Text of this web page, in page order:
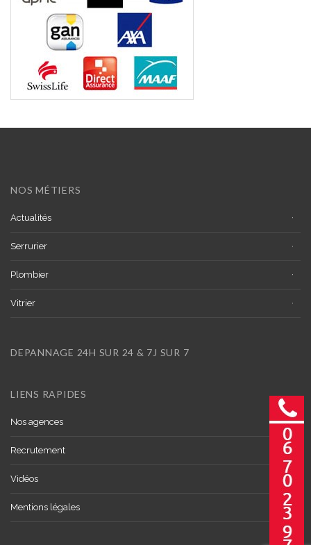
NOS MÉTIERS
Actualités
Serrurier
Plombier
Vitrier
DEPANNAGE 24H SUR 24 & 7J SUR 7
LIENS RAPIDES
Nos agences
Recrutement
Vidéos
Mentions légales